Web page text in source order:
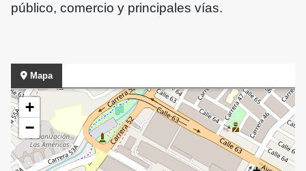
público, comercio y principales vías.
Mapa
+
−